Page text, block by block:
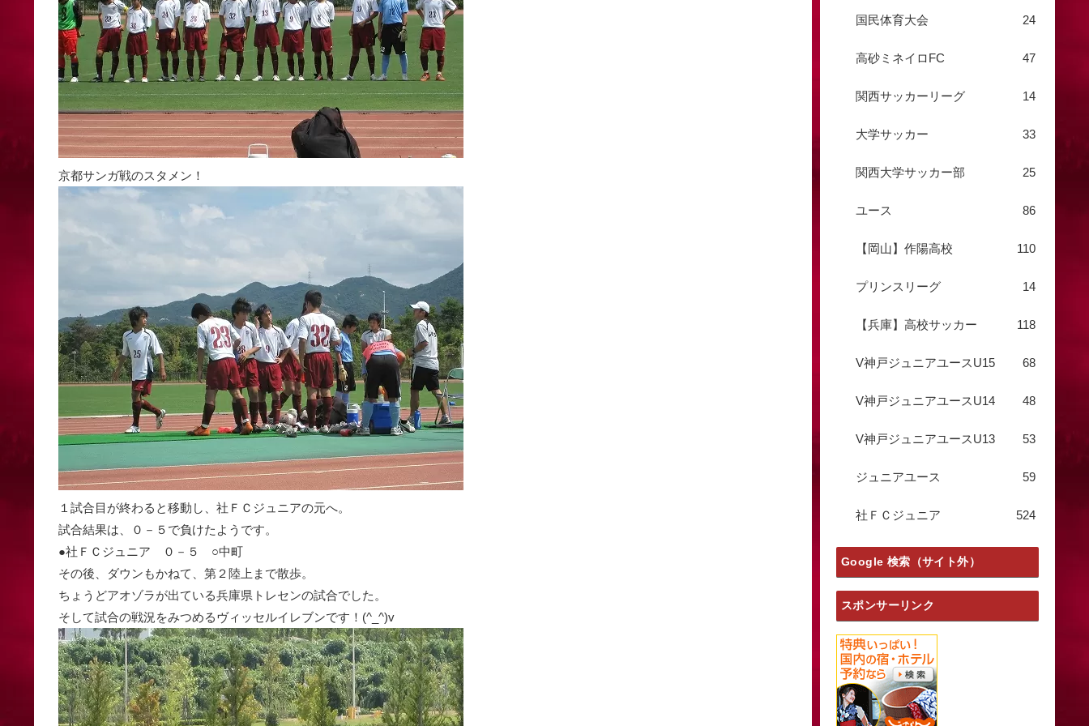
京都サンガ戦のスタメン！
１試合目が終わると移動し、社ＦＣジュニアの元へ。
試合結果は、０－５で負けたようです。
●社ＦＣジュニア ０－５ ○中町
その後、ダウンもかねて、第２陸上まで散歩。
ちょうどアオゾラが出ている兵庫県トレセンの試合でした。
そして試合の戦況をみつめるヴィッセルイレブンです！(^_^)v
国民体育大会 24
高砂ミネイロFC 47
関西サッカーリーグ 14
大学サッカー 33
関西大学サッカー部 25
ユース 86
【岡山】作陽高校 110
プリンスリーグ 14
【兵庫】高校サッカー 118
V神戸ジュニアユースU15 68
V神戸ジュニアユースU14 48
V神戸ジュニアユースU13 53
ジュニアユース 59
社ＦＣジュニア 524
Google 検索（サイト外）
スポンサーリンク